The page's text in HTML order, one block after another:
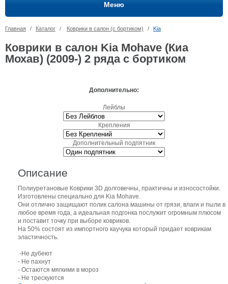
Меню
Главная / Каталог / Коврики в салон (с бортиком) / Kia
Коврики в салон Kia Mohave (Киа
Мохав) (2009-) 2 ряда с бортиком
Дополнительно:
Лейблы
Крепления
Дополнительный подпятник
Описание
Полиуретановые Коврики 3D долговечны, практичны и износостойки.
Изготовлены специально для Kia Mohave.
Они отлично защищают полик салона машины от грязи, влаги и пыли в
любое время года, а идеальная подгонка послужит огромным плюсом
и поставит точку при выборе ковриков.
На 50% состоят из импортного каучука который придает коврикам
эластичность.
-Не дубеют
- Не пахнут
- Остаются мягкими в мороз
- Не трескуются